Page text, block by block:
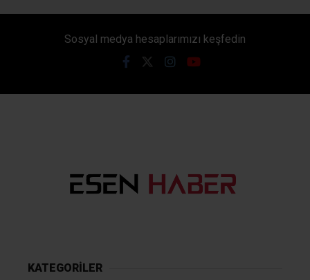
Sosyal medya hesaplarımızı keşfedin
KATEGORİLER